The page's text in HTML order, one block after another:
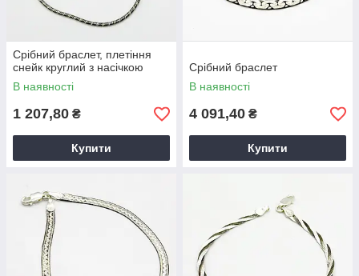
Срібний браслет, плетіння
снейк круглий з насічкою
В наявності
1 207,80 ₴
Купити
Срібний браслет
В наявності
4 091,40 ₴
Купити